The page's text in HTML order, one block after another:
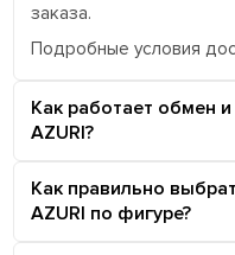
заказа.
Подробные условия
Как работает обмен
AZURI?
Как правильно
AZURI по фигуре?